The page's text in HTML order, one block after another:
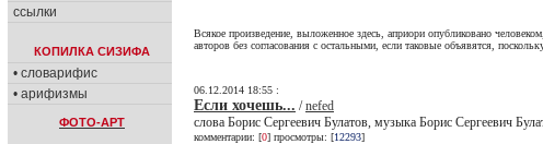
ссылки
КОПИЛКА СИЗИФА
• словарифис
• арифизмы
ФОТО-АРТ
Всякое произведение, выложенное здесь, априори опубликовано
авторов без согласования с остальными, если таковые объявятся,
06.12.2014 18:55 :
Если хочешь... /nefed
слова Борис Сергеевич Булатов, музыка Борис Сергеевич
комментарии: [0] просмотры: [12293]